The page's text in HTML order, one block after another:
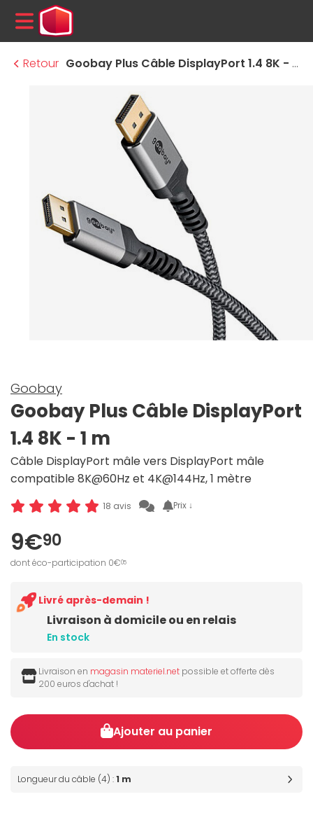
MENU
Retour
Goobay Plus Câble DisplayPort 1.4 8K - 1 m
Goobay
Goobay Plus Câble DisplayPort
1.4 8K - 1 m
Câble DisplayPort mâle vers DisplayPort mâle
compatible 8K@60Hz et 4K@144Hz, 1 mètre
18 avis Prix ↓
9€90
dont éco-participation 0€05
Livraison à domicile ou en relais
En stock
Livré après-demain !
Livraison en magasin materiel.net possible et offerte dès
200 euros d'achat !
Ajouter au panier
Longueur du câble (4) :1 m